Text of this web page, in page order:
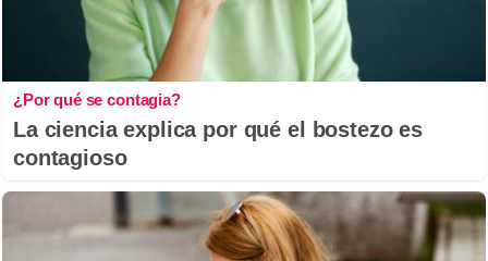
¿Por qué se contagia?
La ciencia explica por qué el bostezo es
contagioso